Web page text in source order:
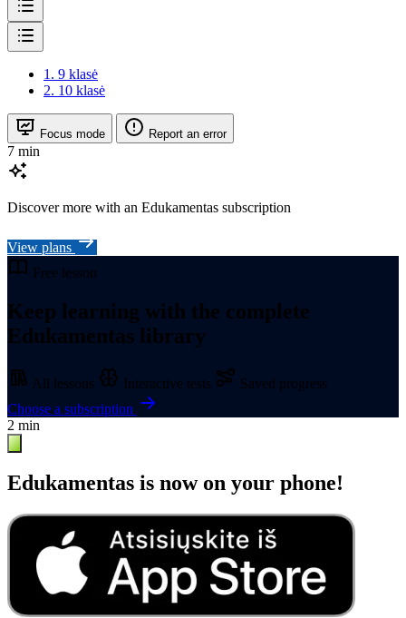
1. 9 klasė
2. 10 klasė
Focus mode Report an error
7 min
Discover more with an Edukamentas subscription
View plans
Free lesson
Keep learning with the complete
Edukamentas library
All lessons Interactive tests
Saved progress
Choose a subscription
2 min
Edukamentas is now on your phone!